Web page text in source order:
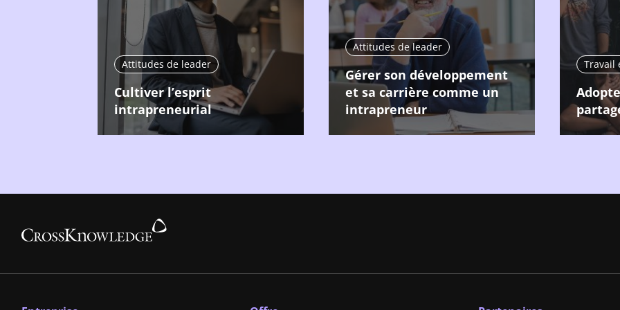
Attitudes de leader
Cultiver l’esprit
intrapreneurial
Attitudes de leader
Gérer son développement
et sa carrière comme un
intrapreneur
Travail